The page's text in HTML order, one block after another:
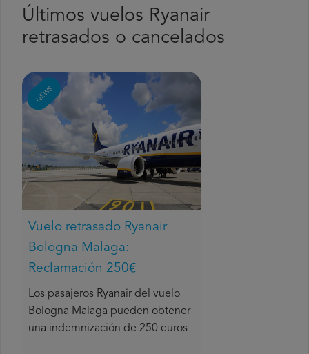
Últimos vuelos Ryanair
retrasados o cancelados
NEWS
Vuelo retrasado Ryanair
Bologna Malaga:
Reclamación 250€
Los pasajeros Ryanair del vuelo
Bologna Malaga pueden obtener
una indemnización de 250 euros